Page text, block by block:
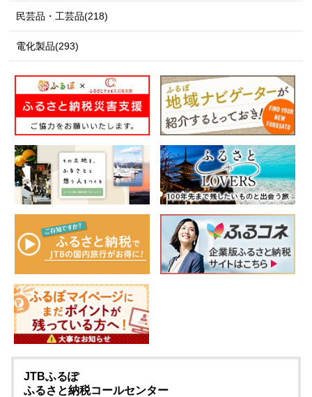
民芸品・工芸品(218)
電化製品(293)
JTBふるぽ
ふるさと納税コールセンター